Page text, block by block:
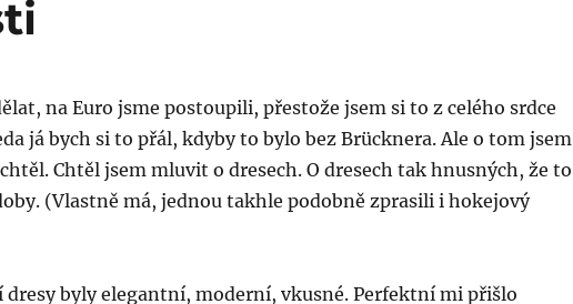
na Euro jsme postoupili, přestože jsem si to z celého srdce
já bych si to přál, kdyby to bylo bez Brücknera. Ale o tom jsem
Chtěl jsem mluvit o dresech. O dresech tak hnusných, že to
(Vlastně má, jednou takhle podobně zprasili i hokejový
dresy byly elegantní, moderní, vkusné. Perfektní mi přišlo